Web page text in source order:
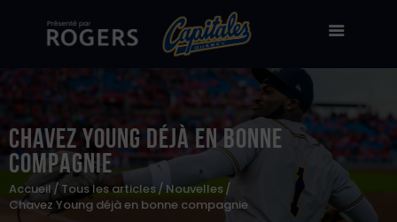
Chavez Young déjà en bonne
compagnie
Accueil Tous les articles Nouvelles
Chavez Young déjà en bonne compagnie
Billetterie
Stade Canac
Équipe